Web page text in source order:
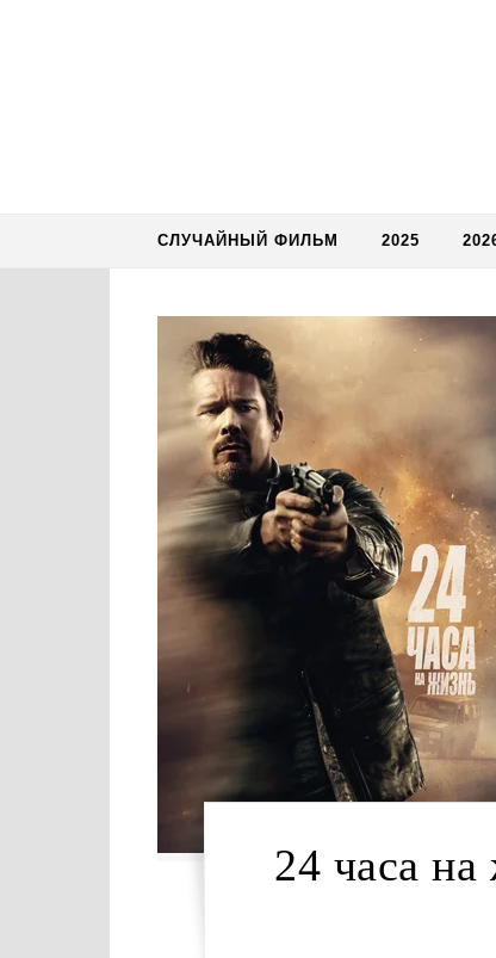
СЛУЧАЙНЫЙ ФИЛЬМ 2025
24 часа на